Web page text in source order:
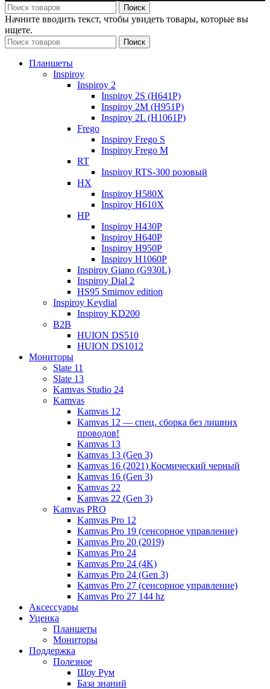
Поиск
Начните вводить текст, чтобы увидеть товары, которые вы
ищете.
Поиск
Планшеты
Inspiroy
Inspiroy 2
Inspiroy 2S (H641P)
Inspiroy 2M (H951P)
Inspiroy 2L (H1061P)
Frego
Inspiroy Frego S
Inspiroy Frego M
RT
Inspiroy RTS-300 розовый
HX
Inspiroy H580X
Inspiroy H610X
HP
Inspiroy H430P
Inspiroy H640P
Inspiroy H950P
Inspiroy H1060P
Inspiroy Giano (G930L)
Inspiroy Dial 2
HS95 Smirnov edition
Inspiroy Keydial
Inspiroy KD200
B2B
HUION DS510
HUION DS1012
Мониторы
Slate 11
Slate 13
Kamvas Studio 24
Kamvas
Kamvas 12
Kamvas 12 — спец. сборка без лишних
проводов!
Kamvas 13
Kamvas 13 (Gen 3)
Kamvas 16 (2021) Космический черный
Kamvas 16 (Gen 3)
Kamvas 22
Kamvas 22 (Gen 3)
Kamvas PRO
Kamvas Pro 12
Kamvas Pro 19 (сенсорное управление)
Kamvas Pro 20 (2019)
Kamvas Pro 24
Kamvas Pro 24 (4K)
Kamvas Pro 24 (Gen 3)
Kamvas Pro 27 (сенсорное управление)
Kamvas Pro 27 144 hz
Аксессуары
Уценка
Планшеты
Мониторы
Поддержка
Полезное
Шоу Рум
База знаний